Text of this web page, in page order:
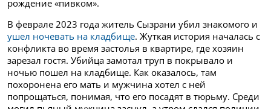
рождение «пивком».
В феврале 2023 года житель Сызрани убил знакомого и
ушел ночевать на кладбище. Жуткая история началась с
конфликта во время застолья в квартире, где хозяин
зарезал гостя. Убийца замотал труп в покрывало и
ночью пошел на кладбище. Как оказалось, там
похоронена его мать и мужчина хотел с ней
попрощаться, понимая, что его посадят в тюрьму. Среди